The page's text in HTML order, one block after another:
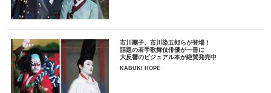
市川團子、市川染五郎らが登場！
話題の若手歌舞伎俳優が一冊に
大反響のビジュアル本が絶賛発売中
KABUKI HOPE